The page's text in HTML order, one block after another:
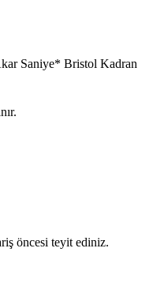
Saniye* Bristol Kadran
öncesi teyit ediniz.